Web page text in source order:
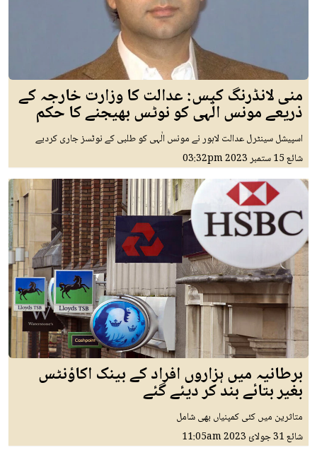
منی لانڈرنگ کیس: عدالت کا وزارت خارجہ کے
ذریعے مونس الٰہی کو نوٹس بھیجنے کا حکم
اسپیشل سینٹرل عدالت لاہور نے مونس الٰہی کو طلبی کے نوٹسز جاری کردیے
شائع15 ستمبر 2023 03:32pm
برطانیہ میں ہزاروں افراد کے بینک اکاؤنٹس
بغیر بتائے بند کر دیئے گئے
متاثرین میں کئی کمپنیاں بھی شامل
شائع31 جولائ 2023 11:05am